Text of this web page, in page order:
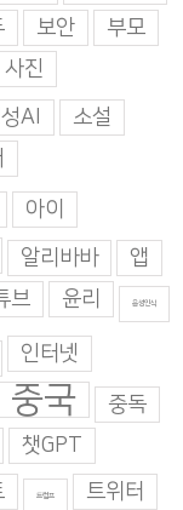
보안 부모
사진
AI 소설
아이
알리바바
앱
브 윤리 음성인식
인터넷
중국
중독
챗GPT
트럼프 트위터